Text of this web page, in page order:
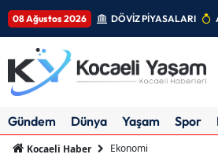
08 Ağustos 2026 DÖVİZ PİYASALARI
Gündem Dünya Yaşam Spor
Kocaeli Haber Ekonomi